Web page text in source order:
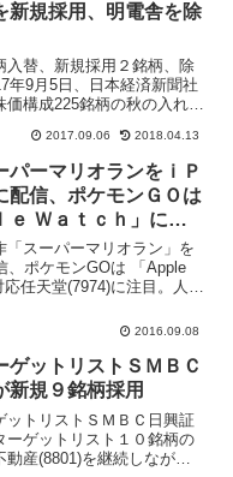
新規採用、明電舎を除
入替、新規採用２銘柄、除
年9月5日、日本経済新聞社
価構成225銘柄の秋の入れ替
新規採用銘柄にはリクルー
ングス(6098)、働き方改革
2017.09.06 2018.04.13
パーマリオランをｉＰ
配信、ポケモンＧＯは
ｅ Ｗａｔｃｈ」に対
「スーパーマリオラン」を
、ポケモンGOは 「Apple
任天堂(7974)に注目。人気
トフォン（スマホ）「ｉＰ
2016.09.08
ゲットリストＳＭＢＣ
新規９銘柄採用
ットリストＳＭＢＣ日興証
ーゲットリスト１０銘柄の
動産(8801)を継続しながら